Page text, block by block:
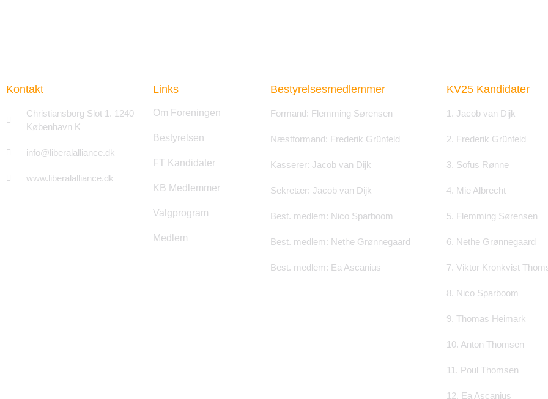
Kontakt
Christiansborg Slot 1. 1240
København K
info@liberalalliance.dk
www.liberalalliance.dk
Links
Om Foreningen
Bestyrelsen
FT Kandidater
KB Medlemmer
Valgprogram
Medlem
Bestyrelsesmedlemmer
Formand: Flemming Sørensen
Næstformand: Frederik Grünfeld
Kasserer: Jacob van Dijk
Sekretær: Jacob van Dijk
Best. medlem: Nico Sparboom
Best. medlem: Nethe Grønnegaard
Best. medlem: Ea Ascanius
KV25 Kandidater
1. Jacob van Dijk
2. Frederik Grünfeld
3. Sofus Rønne
4. Mie Albrecht
5. Flemming Sørensen
6. Nethe Grønnegaard
7. Viktor Kronkvist
8. Nico Sparboom
9. Thomas Heimark
10. Anton Thomsen
11. Poul Thomsen
12. Ea Ascanius